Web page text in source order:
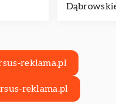
reklama.pl
reklama.pl